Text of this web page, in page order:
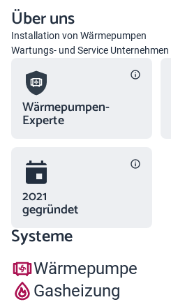
Über uns
Installation von Wärmepumpen
Wartungs- und Service Unternehmen
Wärmepumpen-
Experte
2021
gegründet
Systeme
Wärmepumpe
Gasheizung